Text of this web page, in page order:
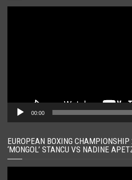
00:00
EUROPEAN BOXING
‘MONGOL’ STANCU VS NADINE